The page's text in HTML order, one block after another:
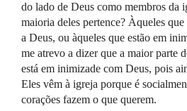
do lado de Deus como membros da
maioria deles pertence? Àqueles
a Deus, ou àqueles que estão em
me atrevo a dizer que a maior parte
está em inimizade com Deus, pois
Eles vêm à igreja porque é
corações fazem o que querem.